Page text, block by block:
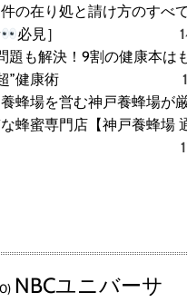
の在り処と請け方のすべて
必見］
題も解決！9割の健康本は
”健康術
蜂場を営む神戸養蜂場が
蜂蜜専門店【神戸養蜂場
NBCユニバーサ